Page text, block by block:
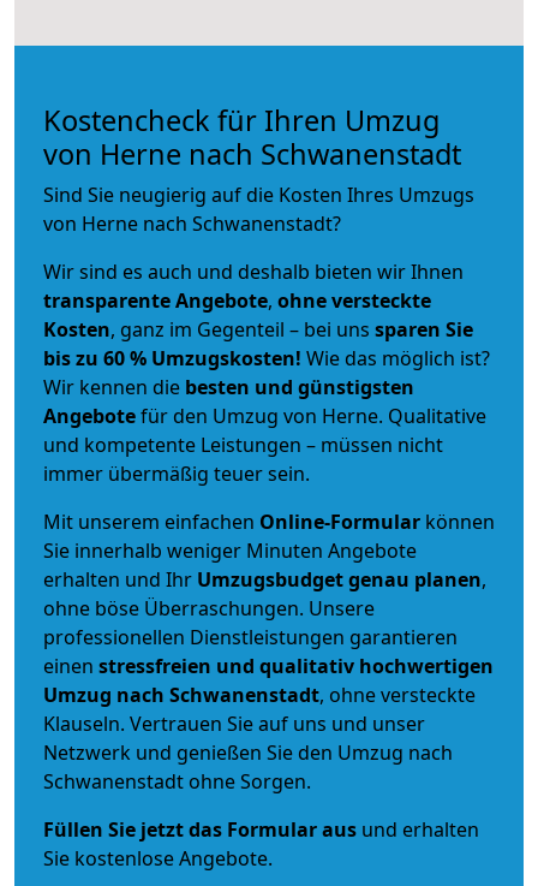
Kostencheck für Ihren Umzug
von Herne nach Schwanenstadt
Sind Sie neugierig auf die Kosten Ihres Umzugs
von Herne nach Schwanenstadt?
Wir sind es auch und deshalb bieten wir Ihnen
transparente Angebote, ohne versteckte
Kosten, ganz im Gegenteil – bei uns sparen Sie
bis zu 60 % Umzugskosten! Wie das möglich ist?
Wir kennen die besten und günstigsten
Angebotefür den Umzug von Herne. Qualitative
und kompetente Leistungen – müssen nicht
immer übermäßig teuer sein.
Mit unserem einfachen Online-Formular können
Sie innerhalb weniger Minuten Angebote
erhalten und Ihr Umzugsbudgetgenau planen,
ohne böse Überraschungen. Unsere
professionellen Dienstleistungen garantieren
einen stressfreien und qualitativ hochwertigen
Umzug nach Schwanenstadt, ohne versteckte
Klauseln. Vertrauen Sie auf uns und unser
Netzwerk und genießen Sie den Umzug nach
Schwanenstadt ohne Sorgen.
Füllen Sie jetzt das Formular aus und erhalten
Sie kostenlose Angebote.